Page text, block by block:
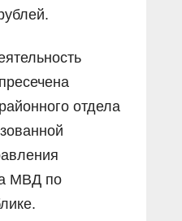
отдела
МВД по